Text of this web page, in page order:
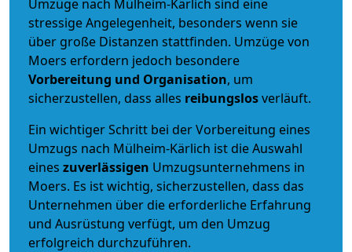
Umzüge nach Mülheim-Kärlich sind eine
stressige Angelegenheit, besonders wenn sie
über große Distanzen stattfinden. Umzüge von
Moers erfordern jedoch besondere
Vorbereitung und Organisation, um
sicherzustellen, dass alles reibungslosverläuft.
Ein wichtiger Schritt bei der Vorbereitung eines
Umzugs nach Mülheim-Kärlich ist die Auswahl
eines zuverlässigen Umzugsunternehmens in
Moers. Es ist wichtig, sicherzustellen, dass das
Unternehmen über die erforderliche Erfahrung
und Ausrüstung verfügt, um den Umzug
erfolgreich durchzuführen.